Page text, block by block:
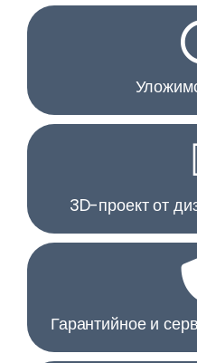
3D-проект от
Гарантийное и